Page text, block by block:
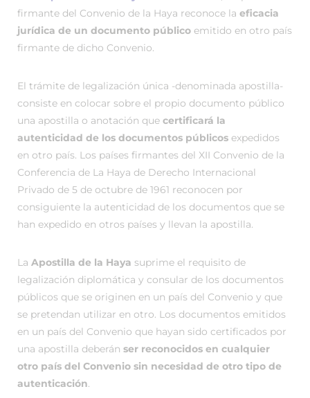
firmante del Convenio de la Haya reconoce la eficacia
jurídica de un documento público emitido en otro país
firmante de dicho Convenio.
El trámite de legalización única -denominada apostilla-
consiste en colocar sobre el propio documento público
una apostilla o anotación que certificará la
autenticidad de los documentos públicos expedidos
en otro país. Los países firmantes del XII Convenio de la
Conferencia de La Haya de Derecho Internacional
Privado de 5 de octubre de 1961 reconocen por
consiguiente la autenticidad de los documentos que se
han expedido en otros países y llevan la apostilla.
La Apostilla de la Haya suprime el requisito de
legalización diplomática y consular de los documentos
públicos que se originen en un país del Convenio y que
se pretendan utilizar en otro. Los documentos emitidos
en un país del Convenio que hayan sido certificados por
una apostilla deberán ser reconocidos en cualquier
otro país del Convenio sin necesidad de otro tipo de
autenticación.